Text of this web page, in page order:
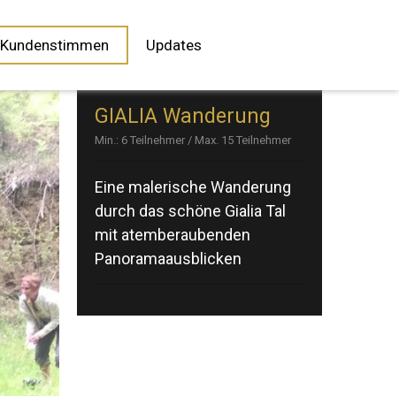
Kundenstimmen Updates
GIALIA Wanderung
Min.: 6 Teilnehmer / Max. 15 Teilnehmer
Eine malerische Wanderung
durch das schöne Gialia Tal
mit atemberaubenden
Panoramaausblicken